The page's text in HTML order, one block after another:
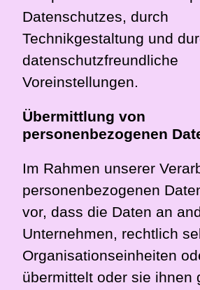
Datenschutzes, durch
Technikgestaltung und
datenschutzfreundliche
Voreinstellungen.
Übermittlung von
personenbezogenen
Im Rahmen unserer
personenbezogenen
vor, dass die Daten an
Unternehmen, rechtlich
Organisationseinheiten
übermittelt oder sie ihnen